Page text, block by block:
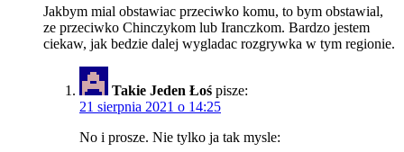
Jakbym mial obstawiac przeciwko komu, to bym obstawial,
ze przeciwko Chinczykom lub Iranczkom. Bardzo jestem
ciekaw, jak bedzie dalej wygladac rozgrywka w tym regionie.
Takie Jeden Łoś pisze:
21 sierpnia 2021 o 14:25
No i prosze. Nie tylko ja tak mysle: